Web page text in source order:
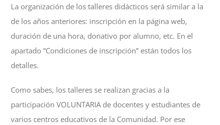
La organización de los talleres didácticos será similar a la
de los años anteriores: inscripción en la página web,
duración de una hora, donativo por alumno, etc. En el
apartado “Condiciones de inscripción” están todos los
detalles.
Como sabes, los talleres se realizan gracias a la
participación VOLUNTARIA de docentes y estudiantes de
varios centros educativos de la Comunidad. Por ese